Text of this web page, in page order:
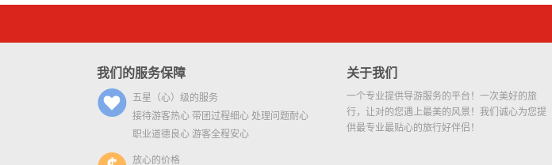
我们的服务保障
五星（心）级的服务
接待游客热心 带团过程细心 处理问题耐心
职业道德良心 游客全程安心
放心的价格
关于我们
一个专业提供导游服务的平台！一次美好的旅
行，让对的您遇上最美的风景！我们诚心为您提
供最专业最贴心的旅行好伴侣！